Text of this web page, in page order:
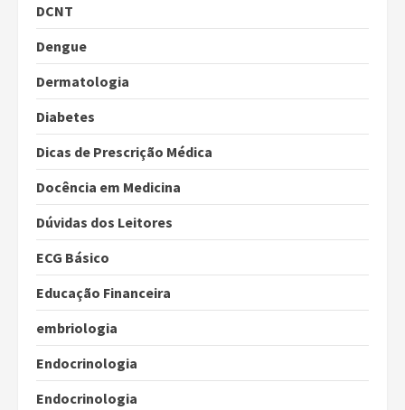
DCNT
Dengue
Dermatologia
Diabetes
Dicas de Prescrição Médica
Docência em Medicina
Dúvidas dos Leitores
ECG Básico
Educação Financeira
embriologia
Endocrinologia
Endocrinologia